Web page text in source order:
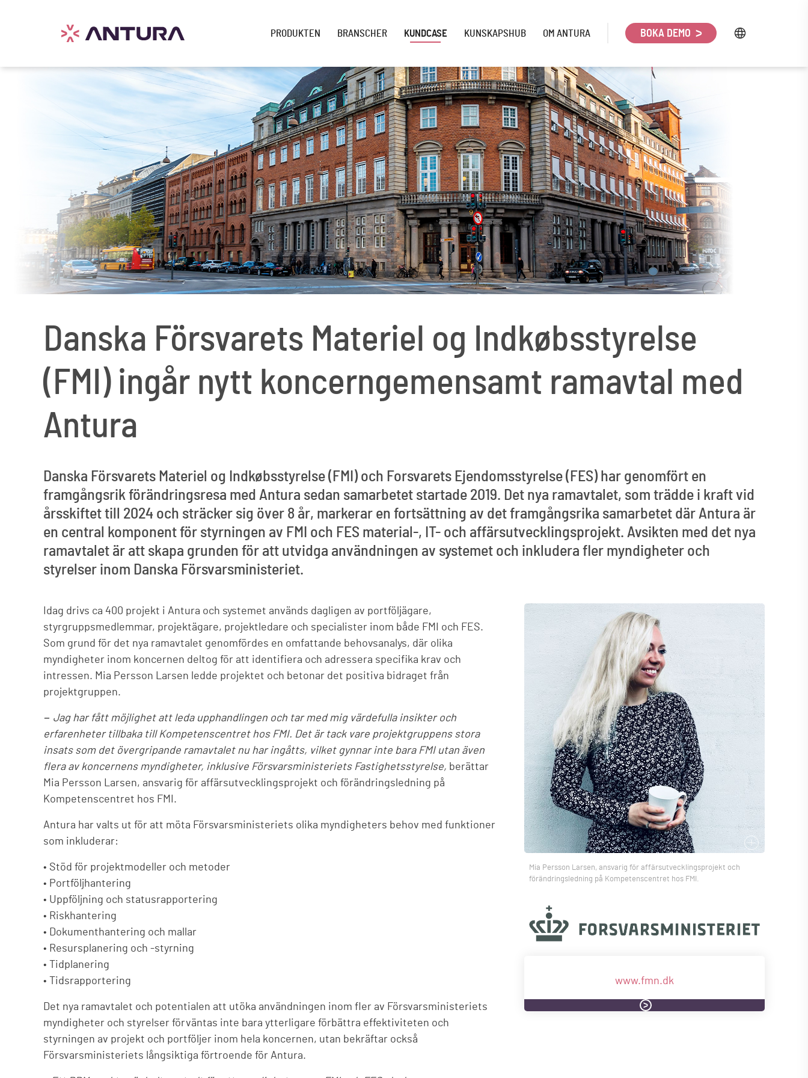
PRODUKTEN BRANSCHER KUNDCASE KUNSKAPSHUB OM ANTURA BOKA DEMO
Danska Försvarets Materiel og Indkøbsstyrelse
(FMI) ingår nytt koncerngemensamt ramavtal med
Antura
Danska Försvarets Materiel og Indkøbsstyrelse (FMI) och Forsvarets Ejendomsstyrelse (FES) har genomfört en
framgångsrik förändringsresa med Antura sedan samarbetet startade 2019. Det nya ramavtalet, som trädde i kraft vid
årsskiftet till 2024 och sträcker sig över 8 år, markerar en fortsättning av det framgångsrika samarbetet där Antura är
en central komponent för styrningen av FMI och FES material-, IT- och affärsutvecklingsprojekt. Avsikten med det nya
ramavtalet är att skapa grunden för att utvidga användningen av systemet och inkludera fler myndigheter och
styrelser inom Danska Försvarsministeriet.
Idag drivs ca 400 projekt i Antura och systemet används dagligen av portföljägare,
styrgruppsmedlemmar, projektägare, projektledare och specialister inom både FMI och FES.
Som grund för det nya ramavtalet genomfördes en omfattande behovsanalys, där olika
myndigheter inom koncernen deltog för att identifiera och adressera specifika krav och
intressen. Mia Persson Larsen ledde projektet och betonar det positiva bidraget från
projektgruppen.
− Jag har fått möjlighet att leda upphandlingen och tar med mig värdefulla insikter och
erfarenheter tillbaka till Kompetenscentret hos FMI. Det är tack vare projektgruppens stora
insats som det övergripande ramavtalet nu har ingåtts, vilket gynnar inte bara FMI utan även
flera av koncernens myndigheter, inklusive Försvarsministeriets Fastighetsstyrelse, berättar
Mia Persson Larsen, ansvarig för affärsutvecklingsprojekt och förändringsledning på
Kompetenscentret hos FMI.
Antura har valts ut för att möta Försvarsministeriets olika myndigheters behov med funktioner
som inkluderar:
• Stöd för projektmodeller och metoder
• Portföljhantering
• Uppföljning och statusrapportering
• Riskhantering
• Dokumenthantering och mallar
• Resursplanering och -styrning
• Tidplanering
• Tidsrapportering
Det nya ramavtalet och potentialen att utöka användningen inom fler av Försvarsministeriets
myndigheter och styrelser förväntas inte bara ytterligare förbättra effektiviteten och
styrningen av projekt och portföljer inom hela koncernen, utan bekräftar också
Försvarsministeriets långsiktiga förtroende för Antura.
Mia Persson Larsen, ansvarig för affärsutvecklingsprojekt och
förändringsledning på Kompetenscentret hos FMI.
www.fmn.dk